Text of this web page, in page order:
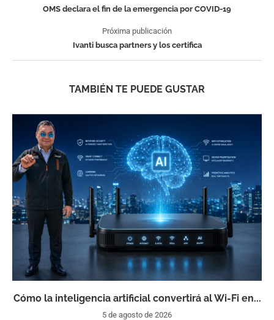
OMS declara el fin de la emergencia por COVID-19
Próxima publicación
Ivanti busca partners y los certifica
TAMBIÉN TE PUEDE GUSTAR
Cómo la inteligencia artificial convertirá al Wi-Fi en...
5 de agosto de 2026